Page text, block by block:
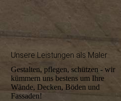
Unsere Leistungen als Maler
Gestalten, pflegen, schützen - wir
kümmern uns bestens um Ihre
Wände, Decken, Böden und
Fassaden!